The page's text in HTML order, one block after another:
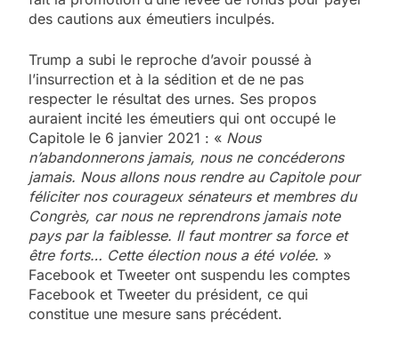
des cautions aux émeutiers inculpés.
Trump a subi le reproche d’avoir poussé à
l’insurrection et à la sédition et de ne pas
respecter le résultat des urnes. Ses propos
auraient incité les émeutiers qui ont occupé le
Capitole le 6 janvier 2021 : « Nous
n’abandonnerons jamais, nous ne concéderons
jamais. Nous allons nous rendre au Capitole pour
féliciter nos courageux sénateurs et membres du
Congrès, car nous ne reprendrons jamais note
pays par la faiblesse. Il faut montrer sa force et
être forts… Cette élection nous a été volée. »
Facebook et Tweeter ont suspendu les comptes
Facebook et Tweeter du président, ce qui
constitue une mesure sans précédent.